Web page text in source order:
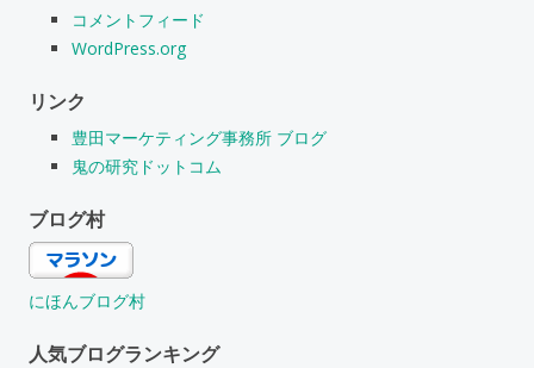
コメントフィード
WordPress.org
リンク
豊田マーケティング事務所 ブログ
鬼の研究ドットコム
ブログ村
にほんブログ村
人気ブログランキング